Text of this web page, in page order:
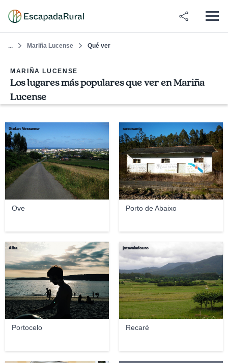
... Mariña Lucense Qué ver
MARIÑA LUCENSE
Los lugares más populares que ver en Mariña
Lucense
Ove
Stefan Vossemer
Porto de Abaixo
susosante
Portocelo
Alba
Recaré
jotavaladouro